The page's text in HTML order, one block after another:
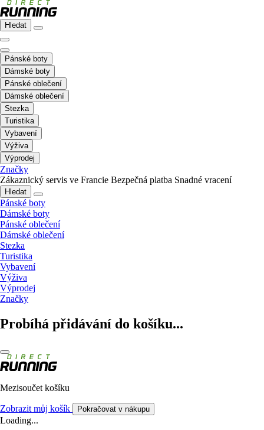
Hledat
Pánské boty
Dámské boty
Pánské oblečení
Dámské oblečení
Stezka
Turistika
Vybavení
Výživa
Výprodej
Značky
Zákaznický servis ve Francie Bezpečná platba Snadné vracení
Hledat
Pánské boty
Dámské boty
Pánské oblečení
Dámské oblečení
Stezka
Turistika
Vybavení
Výživa
Výprodej
Značky
Probíhá přidávání do košíku...
Mezisoučet košíku
Zobrazit můj košík Pokračovat v nákupu
Loading...